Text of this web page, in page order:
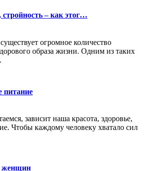
стройность – как этог…
огромное количество
образа жизни. Одним из таких
питание
зависит наша красота, здоровье,
Чтобы каждому человеку хватало сил
женщин